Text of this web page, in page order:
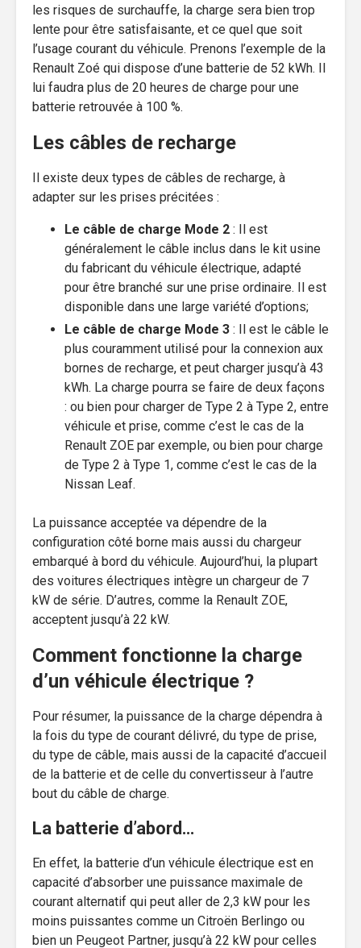
les risques de surchauffe, la charge sera bien trop
lente pour être satisfaisante, et ce quel que soit
l’usage courant du véhicule. Prenons l’exemple de la
Renault Zoé qui dispose d’une batterie de 52 kWh. Il
lui faudra plus de 20 heures de charge pour une
batterie retrouvée à 100 %.
Les câbles de recharge
Il existe deux types de câbles de recharge, à
adapter sur les prises précitées :
Le câble de charge Mode 2 : Il est
généralement le câble inclus dans le kit usine
du fabricant du véhicule électrique, adapté
pour être branché sur une prise ordinaire. Il est
disponible dans une large variété d’options;
Le câble de charge Mode 3 : Il est le câble le
plus couramment utilisé pour la connexion aux
bornes de recharge, et peut charger jusqu’à 43
kWh. La charge pourra se faire de deux façons
: ou bien pour charger de Type 2 à Type 2, entre
véhicule et prise, comme c’est le cas de la
Renault ZOE par exemple, ou bien pour charge
de Type 2 à Type 1, comme c’est le cas de la
Nissan Leaf.
La puissance acceptée va dépendre de la
configuration côté borne mais aussi du chargeur
embarqué à bord du véhicule. Aujourd’hui, la plupart
des voitures électriques intègre un chargeur de 7
kW de série. D’autres, comme la Renault ZOE,
acceptent jusqu’à 22 kW.
Comment fonctionne la charge
d’un véhicule électrique ?
Pour résumer, la puissance de la charge dépendra à
la fois du type de courant délivré, du type de prise,
du type de câble, mais aussi de la capacité d’accueil
de la batterie et de celle du convertisseur à l’autre
bout du câble de charge.
La batterie d’abord…
En effet, la batterie d’un véhicule électrique est en
capacité d’absorber une puissance maximale de
courant alternatif qui peut aller de 2,3 kW pour les
moins puissantes comme un Citroën Berlingo ou
bien un Peugeot Partner, jusqu’à 22 kW pour celles